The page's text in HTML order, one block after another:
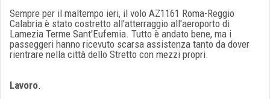
Sempre per il maltempo ieri, il volo AZ1161 Roma-Reggio
Calabria è stato costretto all'atterraggio all'aeroporto di
Lamezia Terme Sant'Eufemia. Tutto è andato bene, ma i
passeggeri hanno ricevuto scarsa assistenza tanto da dover
rientrare nella città dello Stretto con mezzi propri.
Lavoro.